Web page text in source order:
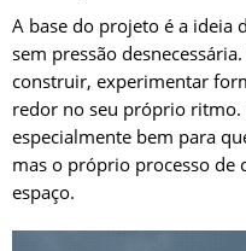
A base do projeto é a ideia
sem pressão
construir, experimentar
redor no seu próprio ritmo.
especialmente bem para
mas o próprio processo de
espaço.